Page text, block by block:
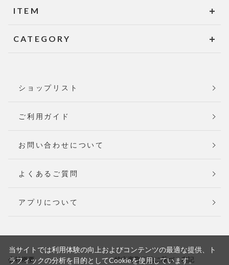
ITEM
CATEGORY
ショップリスト
ご利用ガイド
お問い合わせについて
よくあるご質問
アプリについて
会社概要 特定商取引法に基づく表記
当サイトでは利用体験の向上およびコンテンツの最適な提供、ト
ラフィックの分析を目的としてCookieを使用しています。